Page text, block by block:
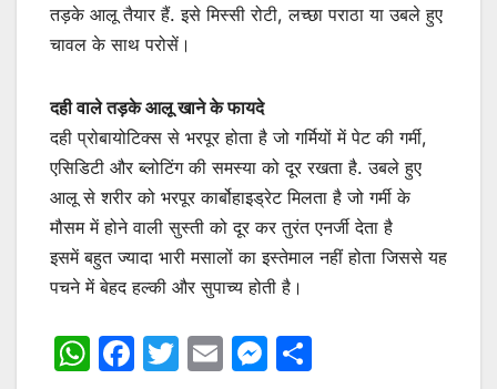
तड़के आलू तैयार हैं. इसे मिस्सी रोटी, लच्छा पराठा या उबले हुए
चावल के साथ परोसें।
दही वाले तड़के आलू खाने के फायदे
दही प्रोबायोटिक्स से भरपूर होता है जो गर्मियों में पेट की गर्मी,
एसिडिटी और ब्लोटिंग की समस्या को दूर रखता है. उबले हुए
आलू से शरीर को भरपूर कार्बोहाइड्रेट मिलता है जो गर्मी के
मौसम में होने वाली सुस्ती को दूर कर तुरंत एनर्जी देता है
इसमें बहुत ज्यादा भारी मसालों का इस्तेमाल नहीं होता जिससे यह
पचने में बेहद हल्की और सुपाच्य होती है।
W F
T
E
M